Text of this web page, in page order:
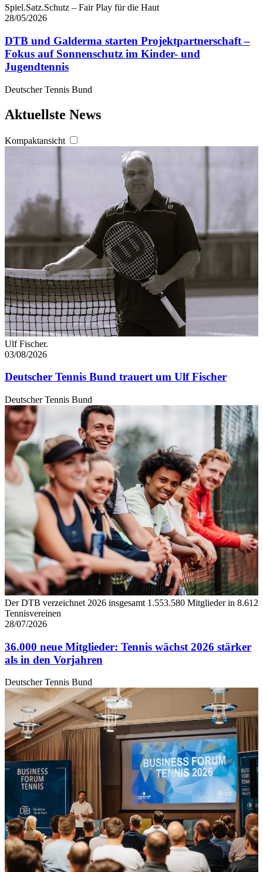
Spiel.Satz.Schutz – Fair Play für die Haut
28/05/2026
DTB und Galderma starten Projektpartnerschaft –
Fokus auf Sonnenschutz im Kinder- und
Jugendtennis
Deutscher Tennis Bund
Aktuellste News
Kompaktansicht
Ulf Fischer.
03/08/2026
Deutscher Tennis Bund trauert um Ulf Fischer
Deutscher Tennis Bund
Der DTB verzeichnet 2026 insgesamt 1.553.580 Mitglieder in 8.612
Tennisvereinen
28/07/2026
36.000 neue Mitglieder: Tennis wächst 2026 stärker
als in den Vorjahren
Deutscher Tennis Bund